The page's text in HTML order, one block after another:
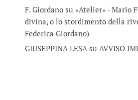
F. Giordano su «Atelier» - Mario
divina, o lo stordimento della
Federica Giordano)
GIUSEPPINA LESAsu AVVISO